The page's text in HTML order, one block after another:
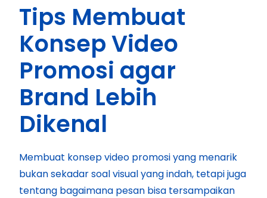
Tips Membuat
Konsep Video
Promosi agar
Brand Lebih
Dikenal
Membuat konsep video promosi yang menarik
bukan sekadar soal visual yang indah, tetapi juga
tentang bagaimana pesan bisa tersampaikan